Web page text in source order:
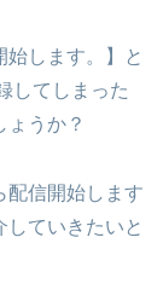
します。】と
してしまった
うか？
配信開始します
していきたいと